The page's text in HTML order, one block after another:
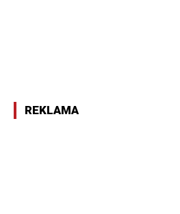
REKLAMA